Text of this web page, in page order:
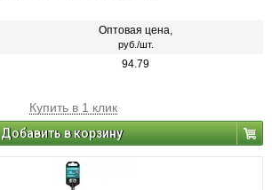
Оптовая цена,
руб./шт.
94.79
Купить в 1 клик
Добавить в корзину